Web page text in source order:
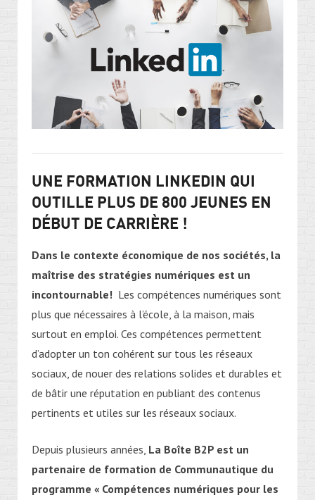
UNE FORMATION LINKEDIN QUI
OUTILLE PLUS DE 800 JEUNES EN
DÉBUT DE CARRIÈRE !
Dans le contexte économique de nos sociétés, la
maîtrise des stratégies numériques est un
incontournable! Les compétences numériques sont
plus que nécessaires à l’école, à la maison, mais
surtout en emploi. Ces compétences permettent
d’adopter un ton cohérent sur tous les réseaux
sociaux, de nouer des relations solides et durables et
de bâtir une réputation en publiant des contenus
pertinents et utiles sur les réseaux sociaux.
Depuis plusieurs années, La Boîte B2P est un
partenaire de formation de Communautique du
programme « Compétences numériques pour les